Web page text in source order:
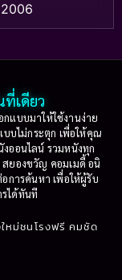
ง(36)
2006
2002
2000
1998
1996
1994
1992
1990
เดียว
แบบมาให้ใช้งานง่าย
บไม่กระตุก เพื่อให้คุณ
งออนไลน์ รวมหนังทุก
สยองขวัญ คอมเมดี้ อนิ
การค้นหา เพื่อให้ผู้รับ
ได้ทันที
หม่ชนโรงฟรี คมชัด